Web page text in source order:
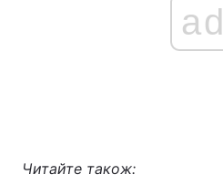
ad
Читайте також: